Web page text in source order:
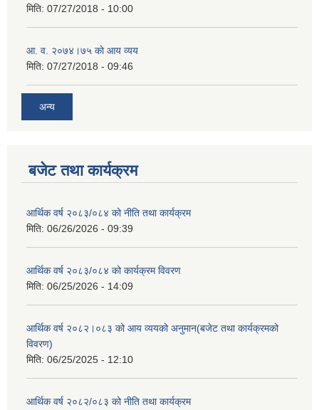
मिति: 07/27/2018 - 10:00
आ‍. व. २०७४।७५ काे आय व्यय
मिति: 07/27/2018 - 09:46
अन्य
बजेट तथा कार्यक्रम
आर्थिक वर्ष २०८३/०८४ को नीति तथा कार्यक्रम
मिति: 06/26/2026 - 09:39
आर्थिक वर्ष २०८३/०८४ को कार्यक्रम विवरण
मिति: 06/25/2026 - 14:09
आर्थिक वर्ष २०८२।०८३ को आय व्ययको अनुमान(बजेट तथा कार्यक्रमको
विवरण)
मिति: 06/25/2025 - 12:10
आर्थिक वर्ष २०८२/०८३ को नीति तथा कार्यक्रम